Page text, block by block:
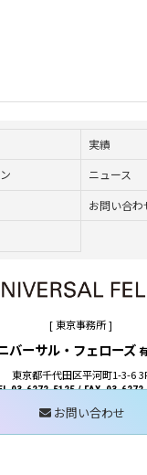
お問い合わせ
実績
ニュース
お問い合わ
[ 東京事務所 ]
バーサル・フェローズ
東京都千代田区平河町1-3-6
6272-5125 / FAX. 03-